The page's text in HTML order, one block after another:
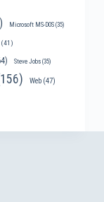
Microsoft MS-DOS(35)
Steve Jobs(35)
Web(47)